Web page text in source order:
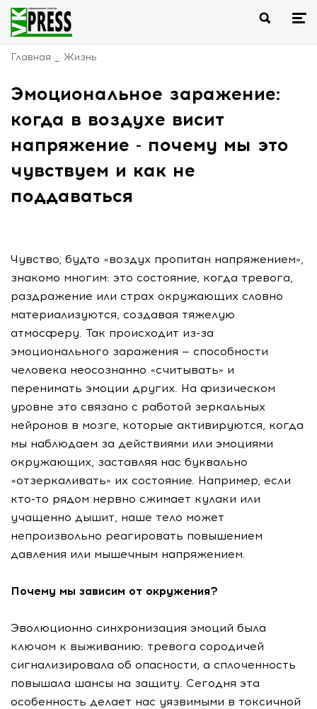
Главная Жизнь
Эмоциональное заражение:
когда в воздухе висит
напряжение - почему мы это
чувствуем и как не
поддаваться
Чувство, будто «воздух пропитан напряжением»,
знакомо многим: это состояние, когда тревога,
раздражение или страх окружающих словно
материализуются, создавая тяжелую
атмосферу. Так происходит из-за
эмоционального заражения — способности
человека неосознанно «считывать» и
перенимать эмоции других. На физическом
уровне это связано с работой зеркальных
нейронов в мозге, которые активируются, когда
мы наблюдаем за действиями или эмоциями
окружающих, заставляя нас буквально
«отзеркаливать» их состояние. Например, если
кто-то рядом нервно сжимает кулаки или
учащенно дышит, наше тело может
непроизвольно реагировать повышением
давления или мышечным напряжением.
Почему мы зависим от окружения?
Эволюционно синхронизация эмоций была
ключом к выживанию: тревога сородичей
сигнализировала об опасности, а сплоченность
повышала шансы на защиту. Сегодня эта
особенность делает нас уязвимыми в токсичной